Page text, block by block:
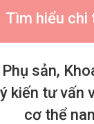
Tìm hiểu chi
sản,
kiến tư vấn
cơ thể